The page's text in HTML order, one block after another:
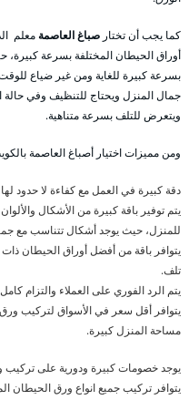
كما يجب أن تختار صباغ العاصمة معلم
أوراق الحيطان المختلفة بسرعة
بسرعة كبيرة للغاية ومن غير ضياع
جمال المنزل ويحتاج للتنظيف وفي
ويتعرض للتلف بسرعة متناهية.
ومن مميزات اختيار أصباغ العاصمة
دقة كبيرة في العمل مع كفاءة لا حدود
يتم توفير باقة كبيرة من الأشكال
للمنزل، حيث يوجد أشكال تتناسب مع
يتوافر باقة من أفضل أوراق الحيطان
تلف.
يتم الرد الفوري على العملاء والتزام
يتوافر أقل سعر في الأسواق لتركيب
مساحة المنزل كبيرة.
يوجد خصومات كبيرة ودورية على تركيب
يتوافر تركيب جميع انواع ورق الحيطان